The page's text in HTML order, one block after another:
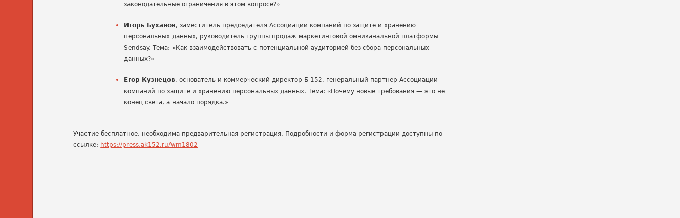
законодательные ограничения в этом вопросе?»
Игорь Буханов, заместитель председателя Ассоциации компаний по защите и хранению
персональных данных, руководитель группы продаж маркетинговой омниканальной платформы
Sendsay. Тема: «Как взаимодействовать с потенциальной аудиторией без сбора персональных
данных?»
Егор Кузнецов, основатель и коммерческий директор Б-152, генеральный партнер Ассоциации
компаний по защите и хранению персональных данных. Тема: «Почему новые требования — это не
конец света, а начало порядка.»
Участие бесплатное, необходима предварительная регистрация. Подробности и форма регистрации доступны по
ссылке: https://press.ak152.ru/wm1802